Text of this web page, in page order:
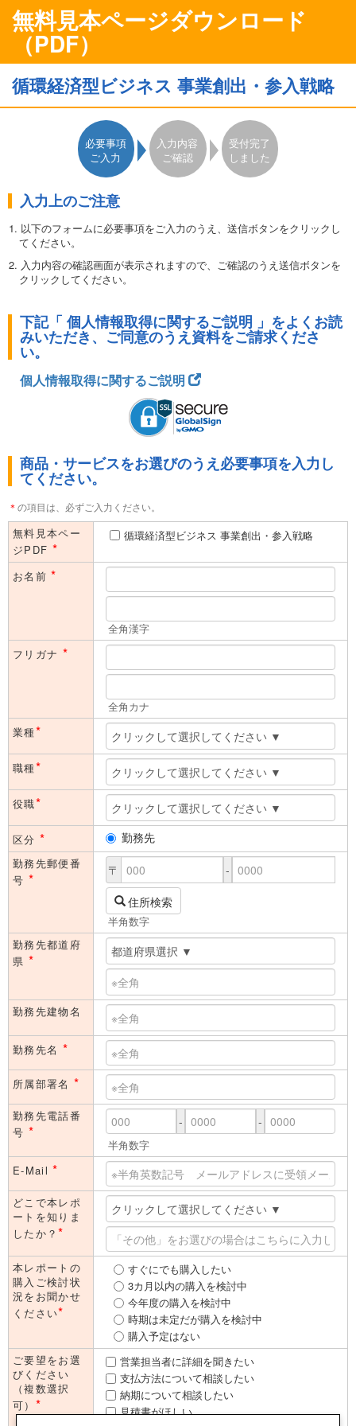
無料見本ページダウンロード
（PDF）
循環経済型ビジネス 事業創出・参入戦略
必要事項
ご入力
入力内容
ご確認
受付完了
しました
入力上のご注意
1. 以下のフォームに必要事項をご入力のうえ、送信ボタンをクリックし
てください。
2. 入力内容の確認画面が表示されますので、ご確認のうえ送信ボタンを
クリックしてください。
●ダウンロードはお一人様1回限りとさせていただきます。ダウンロ
ード資料の無断転載を禁じます。また無断複写・複製（コピー等）は
著作権法上の例外を除き、禁じられています。●このフォームは日本
録されます。●ご登録いただいた住所やE-mailアドレスなどは、日経
BPマーケティングからの事務連絡に使わせていただきます。また、
これ以外に日経BPグループ会社から、各種ご案内（刊行物、展示
会、セミナー等）やアンケート、広告主等の製品やサービスのご案内
を送付させていただく場合があります。
本フォームのご利用は、法人（内におけるご担当者の方）に限ら
せていただきます。同業者の方や学生の方、及び個人的な関心に
よる目的でのご利用はご遠慮いただいております。予めご了承く
ださい。
下記「 個人情報取得に関するご説明 」をよくお読
みいただき、ご同意のうえ資料をご請求くださ
い。
個人情報取得に関するご説明
商品・サービスをお選びのうえ必要事項を入力し
てください。
＊の項目は、必ずご入力ください。
無料見本ペー
ジPDF *
循環経済型ビジネス 事業創出・参入戦略
お名前*
全角漢字
フリガナ *
全角カナ
業種*
職種*
役職*
区分 * 勤務先
勤務先郵便番
号 * 〒 -
住所検索
半角数字
勤務先都道府
県 *
勤務先建物名
勤務先名 *
所属部署名 *
勤務先電話番
号 *
- -
半角数字
E-Mail*
どこで本レポ
ートを知りま
したか？*
本レポートの
購入ご検討状
況をお聞かせ
ください*
すぐにでも購入したい
3カ月以内の購入を検討中
今年度の購入を検討中
時期は未定だが購入を検討中
購入予定はない
ご要望をお選
びください
（複数選択
可） *
営業担当者に詳細を聞きたい
支払方法について相談したい
納期について相談したい
見積書がほしい